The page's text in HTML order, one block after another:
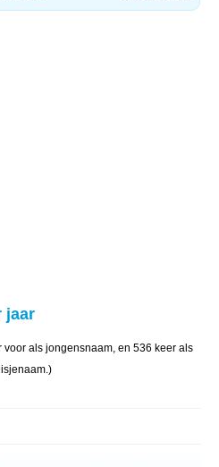
jaar
als jongensnaam, en 536 keer als